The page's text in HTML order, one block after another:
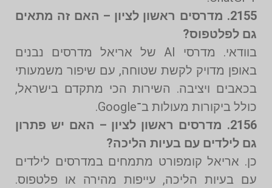
2155. מדרסים ראשון לציון – האם זה מתאים
גם לפלטפוס?
בוודאי. מדרסי AI של אריאל מדרסים נבנים
באופן מדויק לקשת שטוחה, עם שיפור משמעותי
בכאבים ויציבה. השירות הכי מתקדם בישראל,
כולל ביקורות מעולות ב־Google.
2156. מדרסים ראשון לציון – האם יש פתרון
גם לילדים עם בעיות הליכה?
כן. אריאל קומפורט מתמחים במדרסים לילדים
עם בעיות הליכה, עייפות מהירה או פלטפוס.